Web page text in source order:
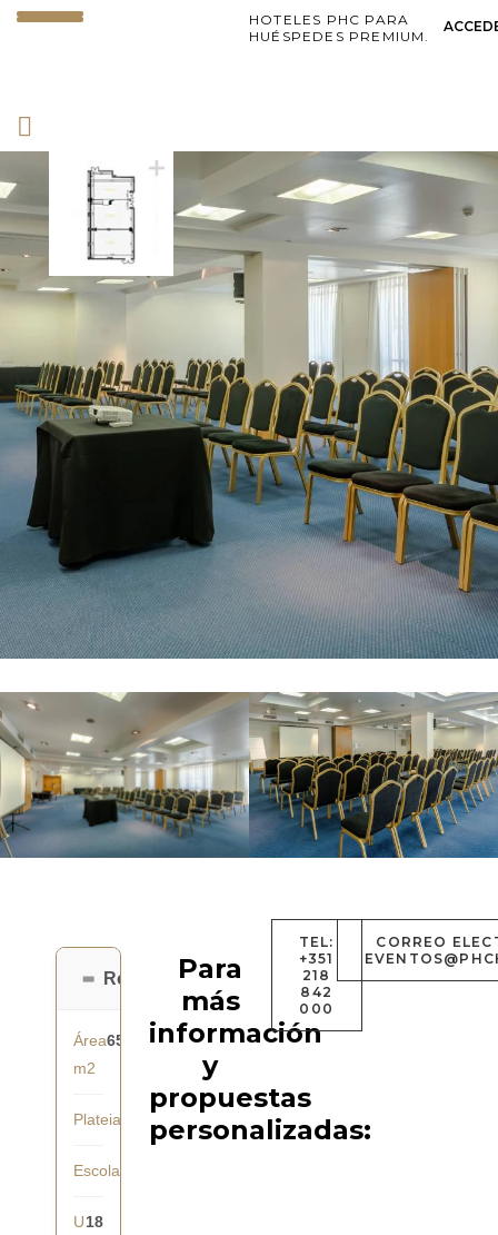
HOTELES PHC PARA
HUÉSPEDES PREMIUM.
Rossio
Área
m2
65
Plateia
Escola
U18
Para
más
información
y
propuestas
personalizadas:
TEL:
+351
218
842
000
CORREO